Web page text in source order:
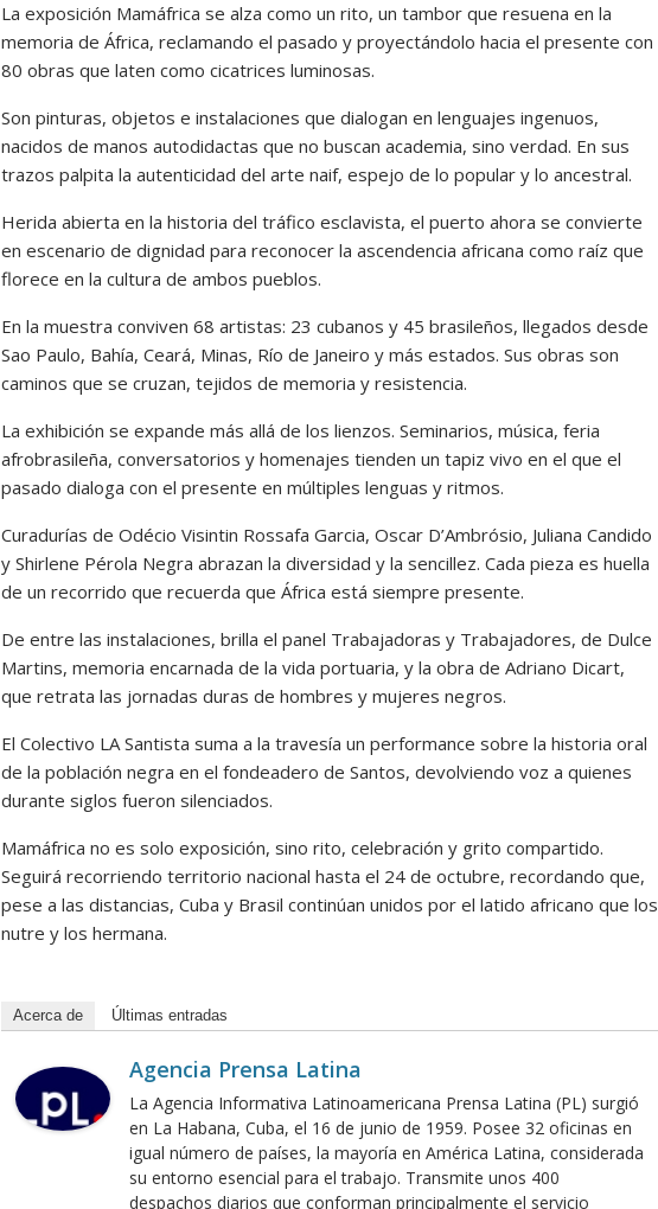
La exposición Mamáfrica se alza como un rito, un tambor que resuena en la
memoria de África, reclamando el pasado y proyectándolo hacia el presente con
80 obras que laten como cicatrices luminosas.
Son pinturas, objetos e instalaciones que dialogan en lenguajes ingenuos,
nacidos de manos autodidactas que no buscan academia, sino verdad. En sus
trazos palpita la autenticidad del arte naif, espejo de lo popular y lo ancestral.
Herida abierta en la historia del tráfico esclavista, el puerto ahora se convierte
en escenario de dignidad para reconocer la ascendencia africana como raíz que
florece en la cultura de ambos pueblos.
En la muestra conviven 68 artistas: 23 cubanos y 45 brasileños, llegados desde
Sao Paulo, Bahía, Ceará, Minas, Río de Janeiro y más estados. Sus obras son
caminos que se cruzan, tejidos de memoria y resistencia.
La exhibición se expande más allá de los lienzos. Seminarios, música, feria
afrobrasileña, conversatorios y homenajes tienden un tapiz vivo en el que el
pasado dialoga con el presente en múltiples lenguas y ritmos.
Curadurías de Odécio Visintin Rossafa Garcia, Oscar D’Ambrósio, Juliana Candido
y Shirlene Pérola Negra abrazan la diversidad y la sencillez. Cada pieza es huella
de un recorrido que recuerda que África está siempre presente.
De entre las instalaciones, brilla el panel Trabajadoras y Trabajadores, de Dulce
Martins, memoria encarnada de la vida portuaria, y la obra de Adriano Dicart,
que retrata las jornadas duras de hombres y mujeres negros.
El Colectivo LA Santista suma a la travesía un performance sobre la historia oral
de la población negra en el fondeadero de Santos, devolviendo voz a quienes
durante siglos fueron silenciados.
Mamáfrica no es solo exposición, sino rito, celebración y grito compartido.
Seguirá recorriendo territorio nacional hasta el 24 de octubre, recordando que,
pese a las distancias, Cuba y Brasil continúan unidos por el latido africano que los
nutre y los hermana.
Acerca de Últimas entradas
Agencia Prensa Latina
La Agencia Informativa Latinoamericana Prensa Latina (PL) surgió
en La Habana, Cuba, el 16 de junio de 1959. Posee 32 oficinas en
igual número de países, la mayoría en América Latina, considerada
su entorno esencial para el trabajo. Transmite unos 400
despachos diarios que conforman principalmente el servicio